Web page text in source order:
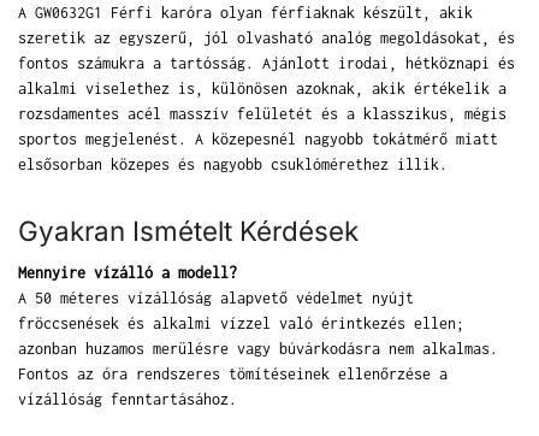
A GW0632G1 Férfi karóra olyan férfiaknak készült, akik
szeretik az egyszerű, jól olvasható analóg megoldásokat, és
fontos számukra a tartósság. Ajánlott irodai, hétköznapi és
alkalmi viselethez is, különösen azoknak, akik értékelik a
rozsdamentes acél masszív felületét és a klasszikus, mégis
sportos megjelenést. A közepesnél nagyobb tokátmérő miatt
elsősorban közepes és nagyobb csuklómérethez illik.
Gyakran Ismételt Kérdések
Mennyire vízálló a modell?
A 50 méteres vízállóság alapvető védelmet nyújt
fröccsenések és alkalmi vízzel való érintkezés ellen;
azonban huzamos merülésre vagy búvárkodásra nem alkalmas.
Fontos az óra rendszeres tömítéseinek ellenőrzése a
vízállóság fenntartásához.